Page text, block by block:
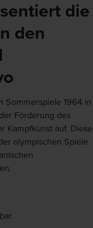
die
den
Sommerspiele 1964 in
Förderung des
Kampfkunst auf. Diese
olympischen Spiele